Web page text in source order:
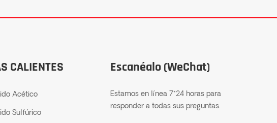
CALIENTES
Acético
Sulfúrico
Escanéalo (WeChat)
Estamos en línea 7*24 horas para
responder a todas sus preguntas.